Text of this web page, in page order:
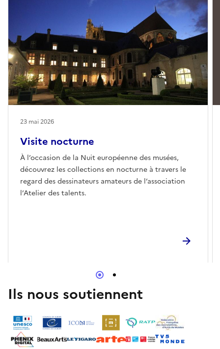
Visite nocturne
À l’occasion de la Nuit européenne des musées,
découvrez les collections en nocturne à travers le
regard des dessinateurs amateurs de l’association
l’Atelier des talents.
23 mai 2026
Ils nous soutiennent